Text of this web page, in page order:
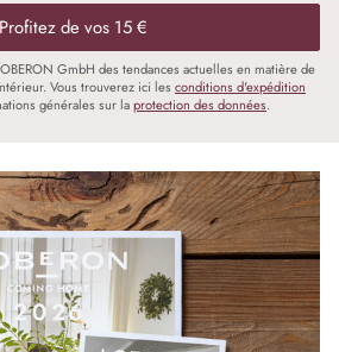
Profitez de vos 15 €
GmbH des tendances actuelles en matière de
Vous trouverez ici les conditions d'expédition
générales sur laprotection des données.